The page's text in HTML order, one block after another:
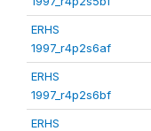
ERHS
1997_r4p2s6af
ERHS
1997_r4p2s6bf
ERHS